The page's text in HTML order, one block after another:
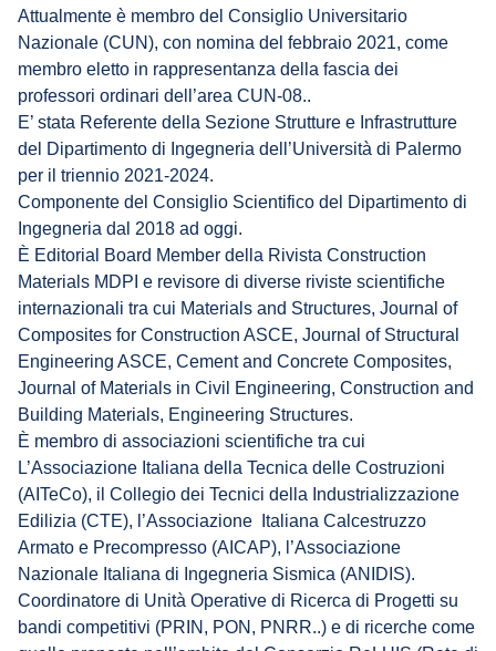
Attualmente è membro del Consiglio Universitario
Nazionale (CUN), con nomina del febbraio 2021, come
membro eletto in rappresentanza della fascia dei
professori ordinari dell’area CUN-08..
E’ stata Referente della Sezione Strutture e Infrastrutture
del Dipartimento di Ingegneria dell’Università di Palermo
per il triennio 2021-2024.
Componente del Consiglio Scientifico del Dipartimento di
Ingegneria dal 2018 ad oggi.
È Editorial Board Member della Rivista Construction
Materials MDPI e revisore di diverse riviste scientifiche
internazionali tra cui Materials and Structures, Journal of
Composites for Construction ASCE, Journal of Structural
Engineering ASCE, Cement and Concrete Composites,
Journal of Materials in Civil Engineering, Construction and
Building Materials, Engineering Structures.
È membro di associazioni scientifiche tra cui
L’Associazione Italiana della Tecnica delle Costruzioni
(AITeCo), il Collegio dei Tecnici della Industrializzazione
Edilizia (CTE), l’Associazione Italiana Calcestruzzo
Armato e Precompresso (AICAP), l’Associazione
Nazionale Italiana di Ingegneria Sismica (ANIDIS).
Coordinatore di Unità Operative di Ricerca di Progetti su
bandi competitivi (PRIN, PON, PNRR..) e di ricerche come